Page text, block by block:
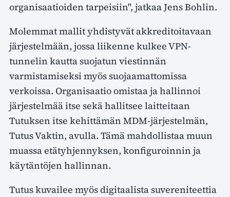
organisaatioiden tarpeisiin", jatkaa Jens Bohlin.
Molemmat mallit yhdistyvät akkreditoitavaan
järjestelmään, jossa liikenne kulkee VPN-
tunnelin kautta suojatun viestinnän
varmistamiseksi myös suojaamattomissa
verkoissa. Organisaatio omistaa ja hallinnoi
järjestelmää itse sekä hallitsee laitteitaan
Tutuksen itse kehittämän MDM-järjestelmän,
Tutus Vaktin, avulla. Tämä mahdollistaa muun
muassa etätyhjennyksen, konfiguroinnin ja
käytäntöjen hallinnan.
Tutus kuvailee myös digitaalista suvereniteettia